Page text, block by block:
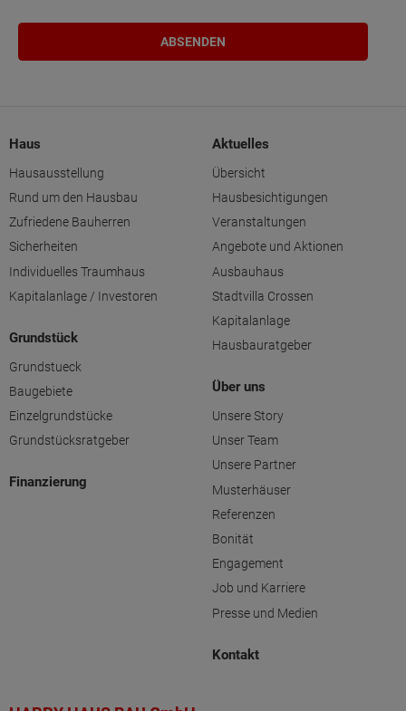
Haus
Hausausstellung
Rund um den Hausbau
Zufriedene Bauherren
Sicherheiten
Individuelles Traumhaus
Kapitalanlage / Investoren
Grundstück
Grundstueck
Baugebiete
Einzelgrundstücke
Grundstücksratgeber
Finanzierung
Aktuelles
Übersicht
Hausbesichtigungen
Veranstaltungen
Angebote und Aktionen
Ausbauhaus
Stadtvilla Crossen
Kapitalanlage
Hausbauratgeber
Über uns
Unsere Story
Unser Team
Unsere Partner
Musterhäuser
Referenzen
Bonität
Engagement
Job und Karriere
Presse und Medien
Kontakt